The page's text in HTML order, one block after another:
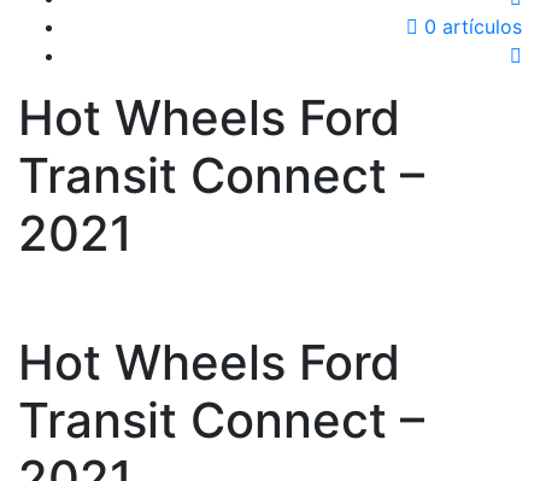
0 artículos
Hot Wheels Ford
Transit Connect –
2021
Hot Wheels Ford
Transit Connect –